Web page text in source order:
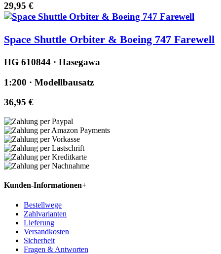
29,95 €
Space Shuttle Orbiter & Boeing 747 Farewell
HG 610844 · Hasegawa
1:200 · Modellbausatz
36,95 €
Kunden-Informationen+
Bestellwege
Zahlvarianten
Lieferung
Versandkosten
Sicherheit
Fragen & Antworten